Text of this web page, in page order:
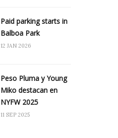
Paid parking starts in
Balboa Park
12 JAN 2026
Peso Pluma y Young
Miko destacan en
NYFW 2025
11 SEP 2025